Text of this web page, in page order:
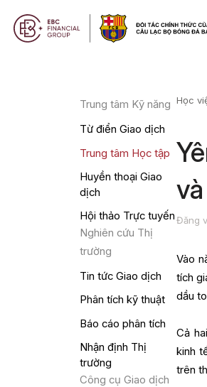
Trung tâm Kỹ năng
Từ điển Giao dịch
Trung tâm Học tập
Huyền thoại Giao
dịch
Hội thảo Trực tuyến
Nghiên cứu Thị
trường
Tin tức Giao dịch
Phân tích kỹ thuật
Báo cáo phân tích
Nhận định Thị
trường
Công cụ Giao dịch
Học
Đăng
Vào
tích
dầu
Cả
kinh
trên